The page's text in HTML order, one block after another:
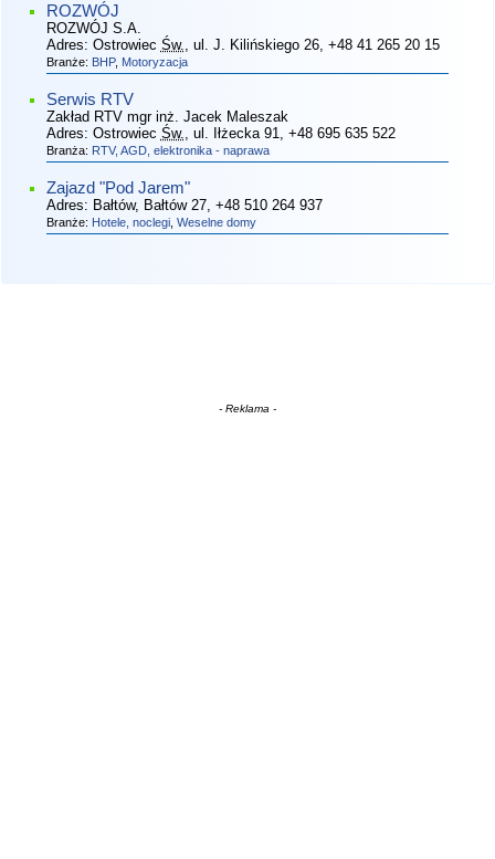
ROZWÓJ
ROZWÓJ S.A.
Adres: Ostrowiec Św. , ul. J. Kilińskiego 26, +48 41 265 20 15
Branże: BHP, Motoryzacja
Serwis RTV
Zakład RTV mgr inż. Jacek Maleszak
Adres: Ostrowiec Św. , ul. Iłżecka 91 , +48 695 635 522
Branża: RTV, AGD, elektronika - naprawa
Zajazd "Pod Jarem"
Adres: Bałtów, Bałtów 27, +48 510 264 937
Branże: Hotele, noclegi, Weselne domy
- Reklama -